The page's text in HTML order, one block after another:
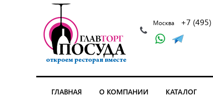
Москва +7 (495)
ГЛАВНАЯ О КОМПАНИИ КАТАЛОГ